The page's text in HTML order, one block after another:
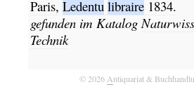
Paris, Ledentu libraire 1834.
gefunden im Katalog
Technik
© 2026Antiquariat &